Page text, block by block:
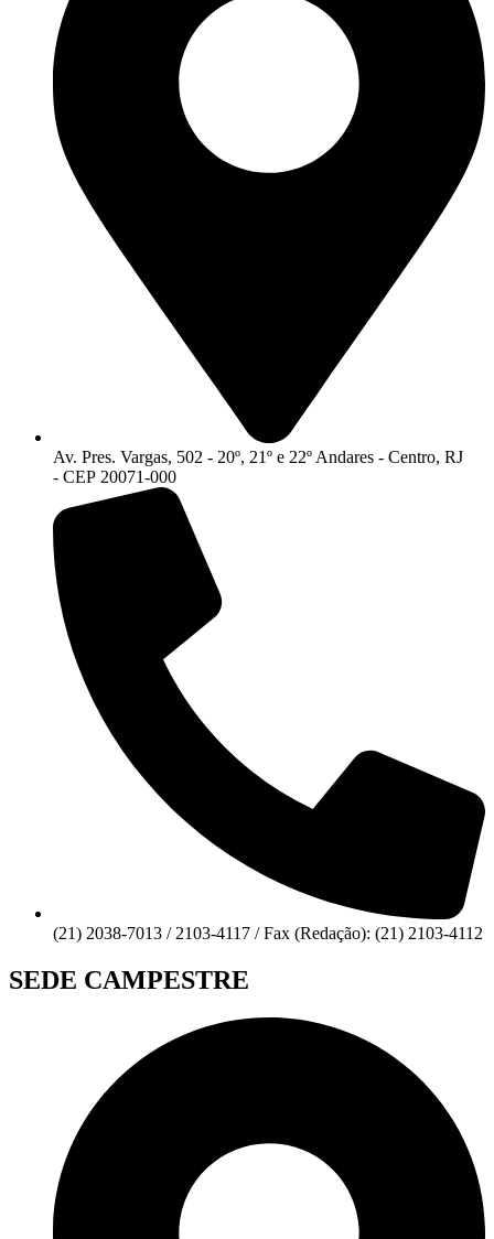
Av. Pres. Vargas, 502 - 20º, 21º e 22º Andares - Centro, RJ
- CEP 20071-000
(21) 2038-7013 / 2103-4117 / Fax (Redação): (21) 2103-4112
SEDE CAMPESTRE